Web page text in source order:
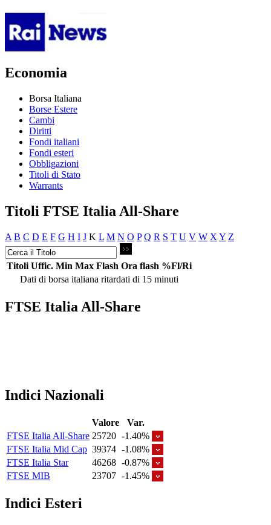
Economia
Borsa Italiana
Borse Estere
Cambi
Diritti
Fondi italiani
Fondi esteri
Obbligazioni
Titoli di Stato
Warrants
Titoli FTSE Italia All-Share
A B C D E F G H I J K L M N O P Q R S T U V W X Y Z
Titoli Uffic. Min Max Flash Ora flash %Fl/Ri
Dati di borsa italiana ritardati di 15 minuti
FTSE Italia All-Share
Indici Nazionali
Valore
Var.
FTSE Italia All-Share 25720 -1.40%
FTSE Italia Mid Cap 39374 -1.08%
FTSE Italia Star
46268 -0.87%
FTSE MIB
23707 -1.45%
Indici Esteri